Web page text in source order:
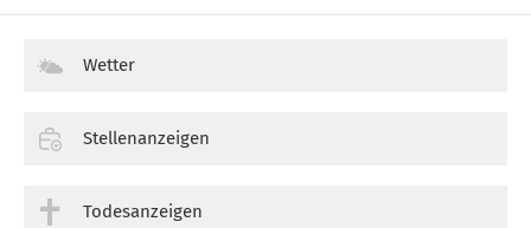
Wetter
Stellenanzeigen
Todesanzeigen